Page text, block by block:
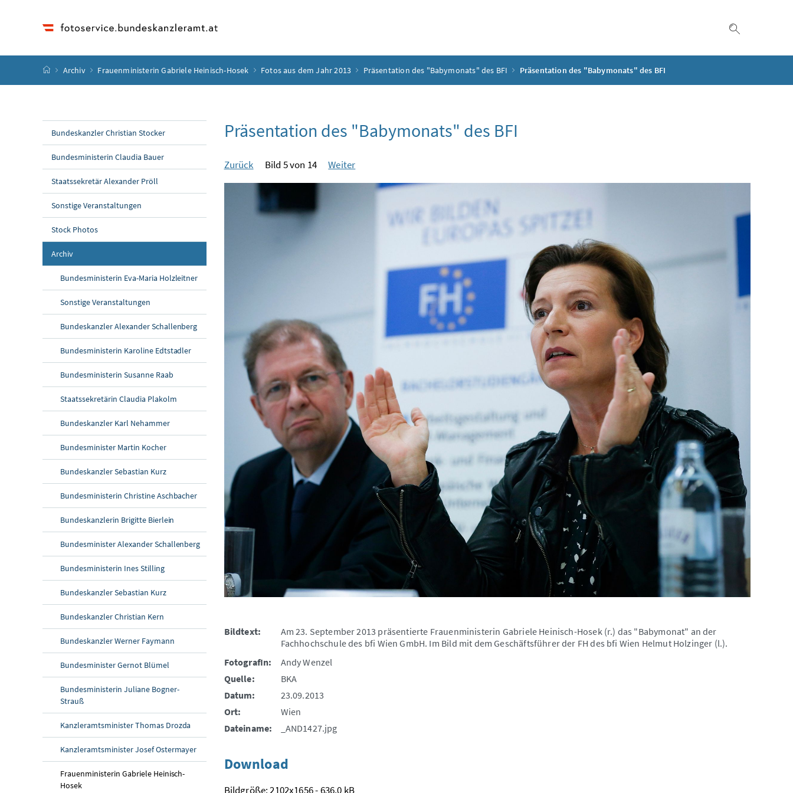
Startseite
Archiv Frauenministerin Gabriele Heinisch-Hosek Fotos aus dem Jahr 2013 Präsentation des "Babymonats" des BFI Präsentation des "Babymonats" des BFI
Bundeskanzler Christian Stocker
Bundesministerin Claudia Bauer
Staatssekretär Alexander Pröll
Sonstige Veranstaltungen
Stock Photos
Archiv
Bundesministerin Eva-Maria Holzleitner
Sonstige Veranstaltungen
Bundeskanzler Alexander Schallenberg
Bundesministerin Karoline Edtstadler
Bundesministerin Susanne Raab
Staatssekretärin Claudia Plakolm
Bundeskanzler Karl Nehammer
Bundesminister Martin Kocher
Bundeskanzler Sebastian Kurz
Bundesministerin Christine Aschbacher
Bundeskanzlerin Brigitte Bierlein
Bundesminister Alexander Schallenberg
Bundesministerin Ines Stilling
Bundeskanzler Sebastian Kurz
Bundeskanzler Christian Kern
Bundeskanzler Werner Faymann
Bundesminister Gernot Blümel
Bundesministerin Juliane Bogner-
Strauß
Kanzleramtsminister Thomas Drozda
Kanzleramtsminister Josef Ostermayer
Frauenministerin Gabriele Heinisch-
Hosek
Präsentation des "Babymonats" des BFI
Zurück Bild 5 von 14 Weiter
Bildtext:
Am 23. September 2013 präsentierte Frauenministerin Gabriele Heinisch-Hosek (r.) das "Babymonat" an der
Fachhochschule des bfi Wien GmbH. Im Bild mit dem Geschäftsführer der FH des bfi Wien Helmut Holzinger (l.).
FotografIn:
Andy Wenzel
Quelle:
BKA
Datum:
23.09.2013
Ort:
Wien
Dateiname:
_AND1427.jpg
Download
Bildgröße: 2102x1656 - 636,0 kB